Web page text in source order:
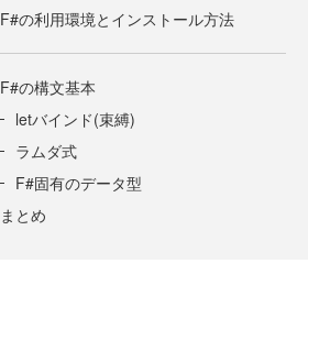
F#の利用環境とインストール方法
F#の構文基本
letバインド(束縛)
ラムダ式
F#固有のデータ型
まとめ